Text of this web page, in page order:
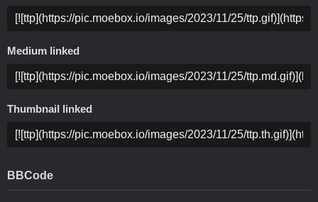
Medium linked
Thumbnail linked
BBCode